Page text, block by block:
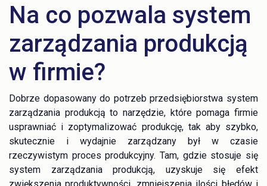
Na co pozwala system
zarządzania produkcją
w firmie?
Dobrze dopasowany do potrzeb przedsiębiorstwa system
zarządzania produkcją to narzędzie, które pomaga firmie
usprawniać i zoptymalizować produkcję, tak aby szybko,
skutecznie i wydajnie zarządzany był w czasie
rzeczywistym proces produkcyjny. Tam, gdzie stosuje się
system zarządzania produkcją, uzyskuje się efekt
zwiększenia produktywności, zmniejszenia ilości błędów i